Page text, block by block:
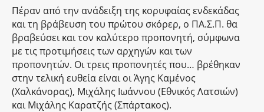
Πέραν από την ανάδειξη της κορυφαίας ενδεκάδας
και τη βράβευση του πρώτου σκόρερ, ο ΠΑ.Σ.Π. θα
βραβεύσει και τον καλύτερο προπονητή, σύμφωνα
με τις προτιμήσεις των αρχηγών και των
προπονητών. Οι τρεις προπονητές που… βρέθηκαν
στην τελική ευθεία είναι οι Άγης Καμένος
(Χαλκάνορας), Μιχάλης Ιωάννου (Εθνικός Λατσιών)
και Μιχάλης Καρατζής (Σπάρτακος).